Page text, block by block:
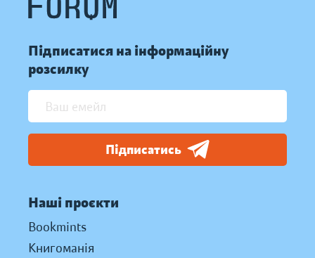
Підписатися на інформаційну
розсилку
Підписатись
Наші проєкти
Bookmints
Книгоманія